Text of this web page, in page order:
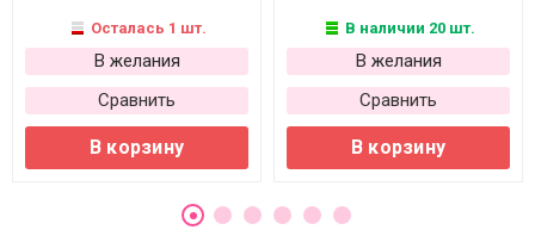
Осталась 1 шт.
В желания
Сравнить
В корзину
В наличии 20 шт.
В желания
Сравнить
В корзину